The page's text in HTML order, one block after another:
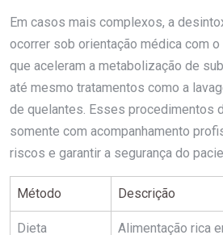
Em casos mais complexos, a
ocorrer sob orientação médica com
que aceleram a metabolização de
até mesmo tratamentos como a
de quelantes. Esses procedimentos
somente com acompanhamento
riscos e garantir a segurança do
Método Descrição
Dieta
Alimentação rica